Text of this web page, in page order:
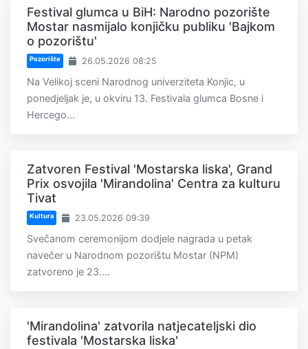
Festival glumca u BiH: Narodno pozorište
Mostar nasmijalo konjičku publiku 'Bajkom
o pozorištu'
Pozorište 26.05.2026 08:25
Na Velikoj sceni Narodnog univerziteta Konjic, u
ponedjeljak je, u okviru 13. Festivala glumca Bosne i
Hercego...
Zatvoren Festival 'Mostarska liska', Grand
Prix osvojila 'Mirandolina' Centra za kulturu
Tivat
Kultura 23.05.2026 09:39
Svečanom ceremonijom dodjele nagrada u petak
navečer u Narodnom pozorištu Mostar (NPM)
zatvoreno je 23....
'Mirandolina' zatvorila natjecateljski dio
festivala 'Mostarska liska'